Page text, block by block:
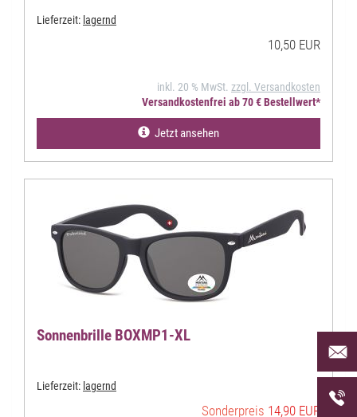
Lieferzeit: lagernd
10,50 EUR
inkl. 20 % MwSt. zzgl. Versandkosten
Versandkostenfrei ab 70 € Bestellwert*
Jetzt ansehen
Sonnenbrille BOXMP1-XL
Lieferzeit: lagernd
Sonderpreis 14,90 EUR
Per
uns
uns